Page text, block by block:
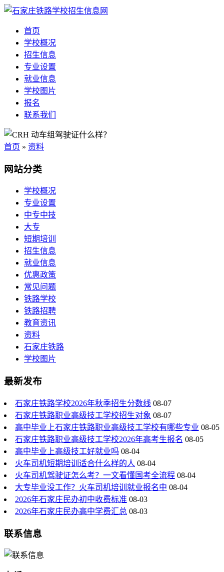
首页
学校概况
招生信息
专业设置
就业信息
学校图片
报名
联系我们
首页 » 资料
网站分类
学校概况
专业设置
中专中技
大专
短期培训
招生信息
就业信息
优惠政策
常见问题
铁路学校
铁路招聘
教育资讯
资料
石家庄铁路
学校图片
最新发布
石家庄铁路学校2026年秋季招生分数线 08-07
石家庄铁路职业高级技工学校招生对象 08-07
高中毕业上石家庄铁路职业高级技工学校有哪些专业 08-05
石家庄铁路职业高级技工学校2026年高考生报名 08-05
高中毕业上高级技工好就业吗 08-04
火车司机短期培训适合什么样的人 08-04
火车司机驾驶证怎么考？一文看懂国考全流程 08-04
大专毕业没工作？火车司机培训就业报名中 08-04
2026年石家庄民办初中收费标准 08-03
2026年石家庄民办高中学费汇总 08-03
联系信息